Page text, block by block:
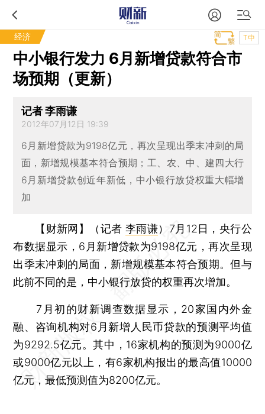
经济 T中
中小银行发力 6月新增贷款符合市
场预期（更新）
记者 李雨谦
2012年07月12日 19:39
6月新增贷款为9198亿元，再次呈现出季末冲刺的局
面，新增规模基本符合预期；工、农、中、建四大行
6月新增贷款创近年新低，中小银行放贷权重大幅增
加
【财新网】（记者李雨谦） 7月12日，央行公
布数据显示，6月新增贷款为9198亿元，再次呈现
出季末冲刺的局面，新增规模基本符合预期。但与
此前不同的是，中小银行放贷的权重再次增加。
7月初的财新调查数据显示，20家国内外金
融、咨询机构对6月新增人民币贷款的预测平均值
为9292.5亿元。其中，16家机构的预测为9000亿
或9000亿元以上，有6家机构报出的最高值10000
亿元，最低预测值为8200亿元。